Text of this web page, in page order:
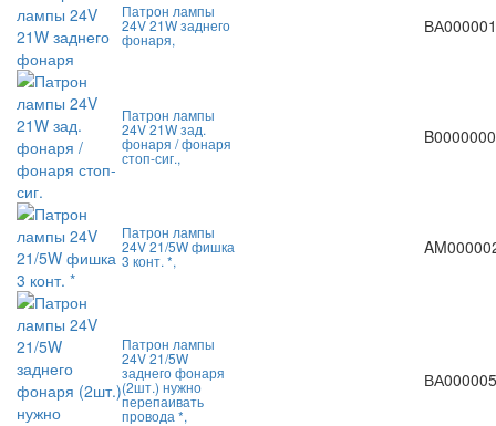
Патрон лампы
24V 21W заднего
фонаря,
Патрон лампы
24V 21W зад.
фонаря / фонаря
стоп-сиг.,
Патрон лампы
24V 21/5W фишка
3 конт. *,
Патрон лампы
24V 21/5W
заднего фонаря
(2шт.) нужно
перепаивать
провода *,